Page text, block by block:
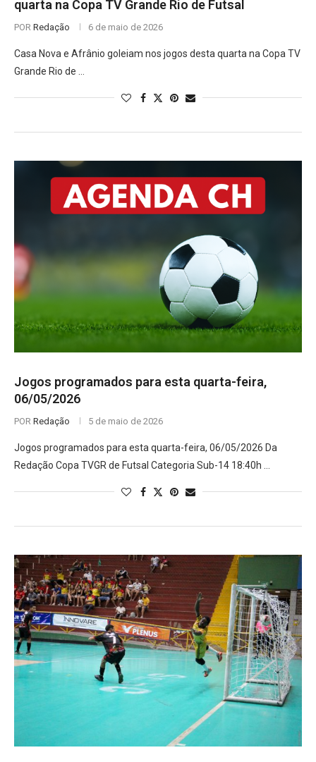
quarta na Copa TV Grande Rio de Futsal
POR Redação 6 de maio de 2026
Casa Nova e Afrânio goleiam nos jogos desta quarta na Copa TV
Grande Rio de …
Jogos programados para esta quarta-feira,
06/05/2026
POR Redação 5 de maio de 2026
Jogos programados para esta quarta-feira, 06/05/2026 Da
Redação Copa TVGR de Futsal Categoria Sub-14 18:40h …